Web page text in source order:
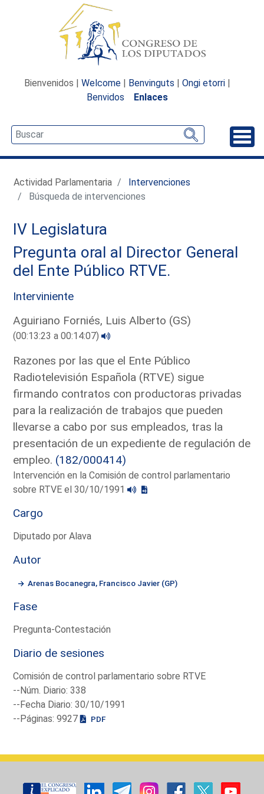
Bienvenidos | Welcome | Benvinguts | Ongi etorri |
Benvidos
Enlaces
Actividad Parlamentaria
Intervenciones
Búsqueda de intervenciones
IV Legislatura
Pregunta oral al Director General
del Ente Público RTVE.
Interviniente
Aguiriano Forniés, Luis Alberto (GS)
(00:13:23 a 00:14:07)
Razones por las que el Ente Público
Radiotelevisión Española (RTVE) sigue
firmando contratos con productoras privadas
para la realización de trabajos que pueden
llevarse a cabo por sus empleados, tras la
presentación de un expediente de regulación de
empleo. (182/000414)
Intervención en la Comisión de control parlamentario
sobre RTVE el 30/10/1991
Cargo
Diputado por Alava
Autor
Arenas Bocanegra, Francisco Javier (GP)
Fase
Pregunta-Contestación
Diario de sesiones
Comisión de control parlamentario sobre RTVE
--Núm. Diario: 338
--Fecha Diario: 30/10/1991
--Páginas: 9927
PDF